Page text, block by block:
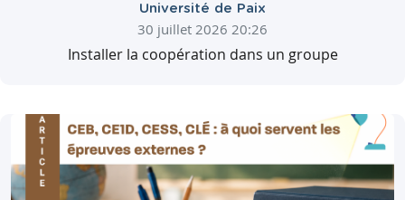
Université de Paix
30 juillet 2026 20:26
Installer la coopération dans un groupe